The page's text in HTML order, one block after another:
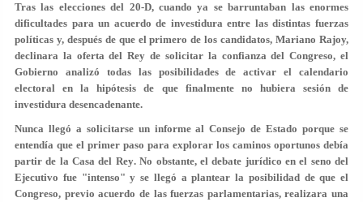
Tras las elecciones del 20-D, cuando ya se barruntaban las enormes
dificultades para un acuerdo de investidura entre las distintas fuerzas
políticas y, después de que el primero de los candidatos, Mariano Rajoy,
declinara la oferta del Rey de solicitar la confianza del Congreso, el
Gobierno analizó todas las posibilidades de activar el calendario
electoral en la hipótesis de que finalmente no hubiera sesión de
investidura desencadenante.
Nunca llegó a solicitarse un informe alConsejo de Estado porque se
entendía que el primer paso para explorar los caminos oportunos debía
partir de laCasa del Rey. No obstante, el debate jurídico en el seno del
Ejecutivo fue "intenso" y se llegó a plantear la posibilidad de que el
Congreso, previo acuerdo de las fuerzas parlamentarias, realizara una